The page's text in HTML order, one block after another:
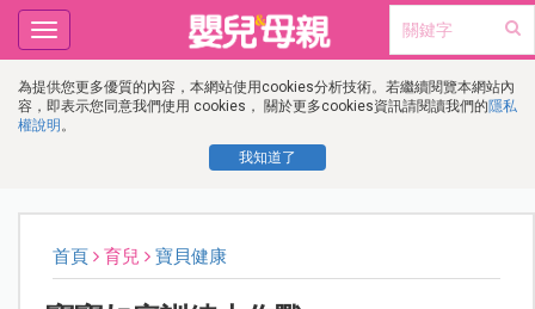
為提供您更多優質的內容，本網站使用cookies分析技術。若繼續閱覽本網站內
容，即表示您同意我們使用 cookies， 關於更多cookies資訊請閱讀我們的隱私
權說明 。
我知道了
Toggle
navigation
首頁 育兒 寶貝健康